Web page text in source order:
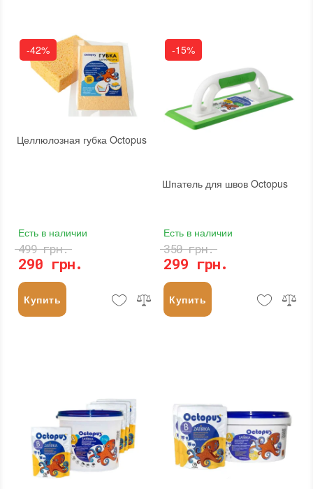
-42%
Целлюлозная губка Octopus
Есть в наличии
290 грн.
499 грн.
Купить
-15%
Шпатель для швов Octopus
Есть в наличии
299 грн.
350 грн.
Купить